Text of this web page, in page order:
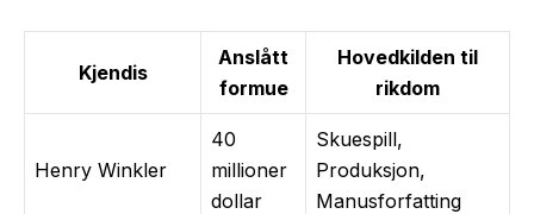
Kjendis
Anslått
formue
Hovedkilden til
rikdom
Henry Winkler
40
millioner
dollar
Skuespill,
Produksjon,
Manusforfatting